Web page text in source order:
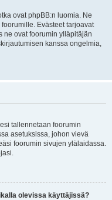
ovat phpBB:n luomia. Ne
Evästeet tarjoavat
ne ovat foorumin ylläpitäjän
kanssa ongelmia,
tallennetaan foorumin
asetuksissa, johon vievä
foorumin sivujen ylälaidassa.
olevissa käyttäjissä?